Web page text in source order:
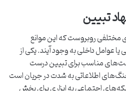
تبیین
مختلفی روبروست که این موانع
عوامل داخلی به وجود آیند. یکی از
مناسب برای تبیین درست
اطلاعاتی به شدت در جریان است